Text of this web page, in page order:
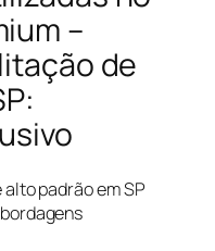
–
de
padrão em SP